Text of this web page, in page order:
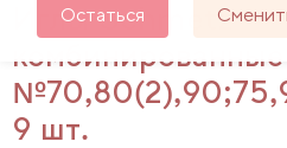
Остаться
Иглы Schmetz
9 шт.